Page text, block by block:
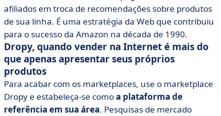
afiliados em troca de recomendações sobre produtos
de sua linha. É uma estratégia da Web que contribuiu
para o sucesso da Amazon na década de 1990.
Dropy, quando vender na Internet é mais do
que apenas apresentar seus próprios
produtos
Para acabar com os marketplaces, use o marketplace
Dropy e estabeleça-se comoa plataforma de
referência em sua área. Pesquisas de mercado